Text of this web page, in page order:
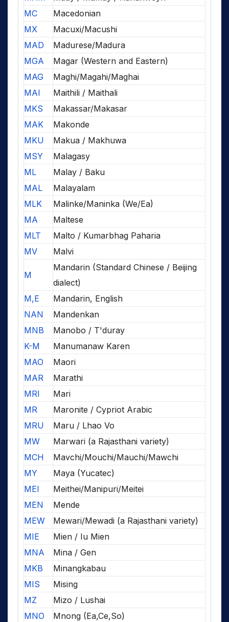
MC
Macedonian
MX
Macuxi/Macushi
MAD
Madurese/Madura
MGA
Magar (Western and Eastern)
MAG
Maghi/Magahi/Maghai
MAI
Maithili / Maithali
MKS
Makassar/Makasar
MAK
Makonde
MKU
Makua / Makhuwa
MSY
Malagasy
ML
Malay / Baku
MAL
Malayalam
MLK
Malinke/Maninka (We/Ea)
MA
Maltese
MLT
Malto / Kumarbhag Paharia
MV
Malvi
M
Mandarin (Standard Chinese / Beijing
dialect)
M,E
Mandarin, English
NAN
Mandenkan
MNB
Manobo / T'duray
K-M
Manumanaw Karen
MAO
Maori
MAR
Marathi
MRI
Mari
MR
Maronite / Cypriot Arabic
MRU
Maru / Lhao Vo
MW
Marwari (a Rajasthani variety)
MCH
Mavchi/Mouchi/Mauchi/Mawchi
MY
Maya (Yucatec)
MEI
Meithei/Manipuri/Meitei
MEN
Mende
MEW
Mewari/Mewadi (a Rajasthani variety)
MIE
Mien / Iu Mien
MNA
Mina / Gen
MKB
Minangkabau
MIS
Mising
MZ
Mizo / Lushai
MNO
Mnong (Ea,Ce,So)